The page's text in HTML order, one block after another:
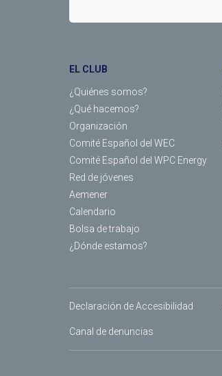
EL CLUB
¿Quiénes somos?
¿Qué hacemos?
Organización
Comité Español del WEC
Comité Español del WPC Energy
Red de jóvenes
Aemener
Calendario
Bolsa de trabajo
¿Dónde estamos?
Declaración de Accesibilidad
Canal de denuncias